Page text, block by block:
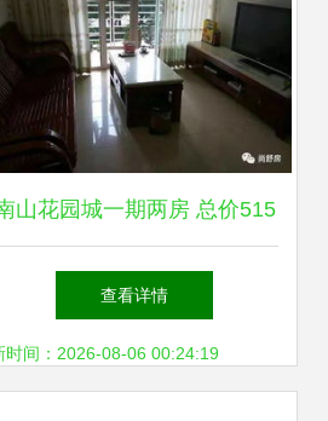
山花园城一期两房 总价515
万，为何蛇口老小区的“双
房”备受欢迎？
查看详情
时间：2026-08-06 00:24:19